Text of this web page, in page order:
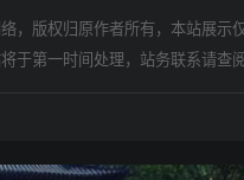
，版权归原作者所有，本站展
第一时间处理，站务联系请查阅